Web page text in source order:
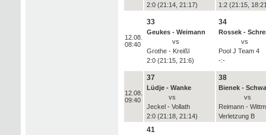
2:0 (21:14, 21:17)
1:2 (21:15,
12.08.
08:40
33
Geukes - Weimann
vs
Grothe - Kreißl
2:0 (21:15, 21:6)
34
Rossek -
vs
Pool J Team 4
-:-
12.08.
09:40
37
Lüdje - Wanke
vs
Jeckel - Vollath
2:0 (21:18, 21:14)
38
Bienek -
vs
Reimann -
Verletzung B
41